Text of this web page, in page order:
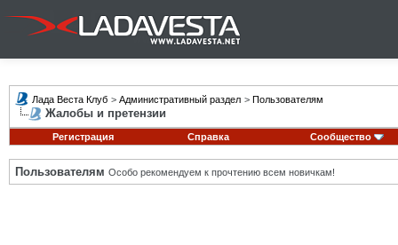
Лада Веста Клуб > Административный раздел > Пользователям
Жалобы и претензии
Регистрация Справка Сообщество
Пользователям Особо рекомендуем к прочтению всем новичкам!